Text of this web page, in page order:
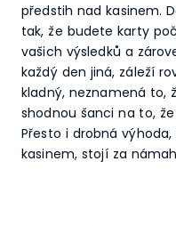
předstih nad kasinem.
tak, že budete karty
vašich výsledků a
každý den jiná, záleží
kladný, neznamená to,
shodnou šanci na to,
Přesto i drobná
kasinem, stojí za